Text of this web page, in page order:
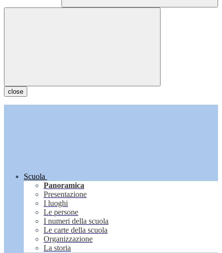
close
Scuola
Panoramica
Presentazione
I luoghi
Le persone
I numeri della scuola
Le carte della scuola
Organizzazione
La storia